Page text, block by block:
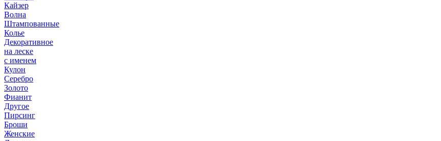
Кайзер
Волна
Штампованные
Колье
Декоративное
на леске
с именем
Кулон
Серебро
Золото
Фианит
Другое
Пирсинг
Броши
Женские